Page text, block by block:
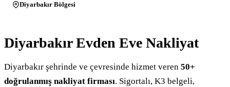
Diyarbakır Bölgesi
DiyarbakırEvden Eve Nakliyat
Diyarbakır şehrinde ve çevresinde hizmet veren 50+
doğrulanmış nakliyat firması. Sigortalı, K3 belgeli,